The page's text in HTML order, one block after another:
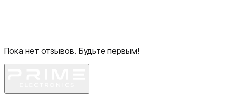
Пока нет отзывов. Будьте первым!